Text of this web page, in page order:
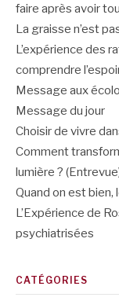
faire après avoir
La graisse n’est
L’expérience des
comprendre
Message aux
Message du jour
Choisir de vivre
Comment
lumière ?
Quand on est
L’Expérience de
psychiatrisées
CATÉGORIES